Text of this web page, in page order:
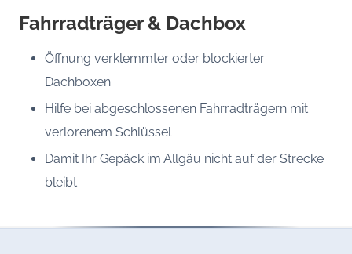
Fahrradträger & Dachbox
Öffnung verklemmter oder blockierter
Dachboxen
Hilfe bei abgeschlossenen Fahrradträgern mit
verlorenem Schlüssel
Damit Ihr Gepäck im Allgäu nicht auf der Strecke
bleibt